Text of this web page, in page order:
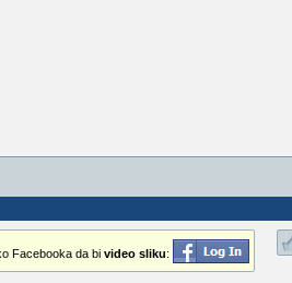
Facebooka da bi video sliku: